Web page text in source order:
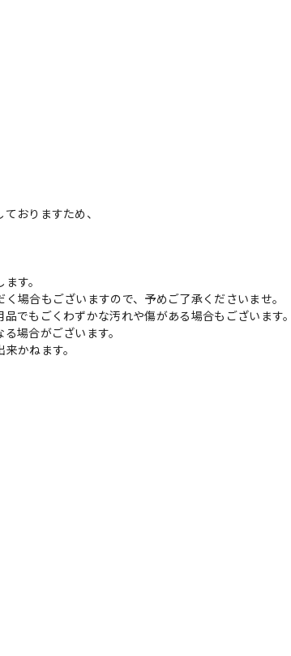
おりますため、
す。
場合もございますので、予めご了承くださいませ。
でもごくわずかな汚れや傷がある場合もございます
場合がございます。
かねます。